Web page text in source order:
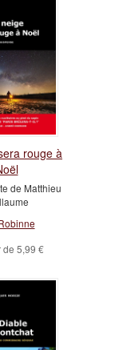
rouge à
de Matthieu
de 5,99 €